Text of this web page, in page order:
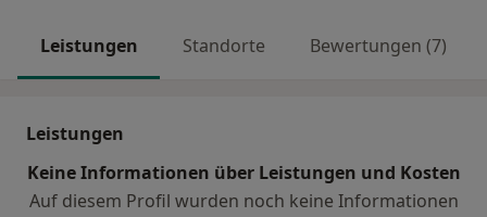
Leistungen Standorte Bewertungen (7)
Leistungen
Keine Informationen über Leistungen und Kosten
Auf diesem Profil wurden noch keine Informationen